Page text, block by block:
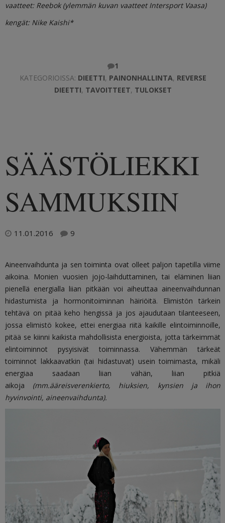
vaatteet: Reebok (ylemmän kuvan vaatteet Intersport Vaasa)
kengät: Nike Kaishi*
1
KATEGORIOISSA: DIEETTI, PAINONHALLINTA, REVERSE
DIEETTI, TAVOITTEET, TULOKSET
SÄÄSTÖLIEKKI
SAMMUKSIIN
11.01.2016 9
Aineenvaihdunta ja sen toiminta ovat olleet paljon tapetilla viime
aikoina. Monien vuosien jojo-laihduttaminen, tai eläminen liian
pienellä energialla liian pitkään voi aiheuttaa aineenvaihdunnan
hidastumista ja hormonitoiminnan häiriöitä. Elimistön tärkein
tehtävä on pitää keho hengissä ja jos ajaudutaan tilanteeseen,
jossa elimistö kokee, ettei energiaa riitä kaikille elintoiminnoille,
pitää se kiinni kaikista mahdollisista energioista, jotta tärkeimmät
elintoiminnot pysyisivät toiminnassa. Vähemmän tärkeät
toiminnot lakkaavatkin (tai hidastuvat) usein toimimasta, mikäli
energiaa saadaan liian vähän, liian pitkiä
aikoja (mm.ääreisverenkierto, hiuksien, kynsien ja ihon
hyvinvointi, aineenvaihdunta).